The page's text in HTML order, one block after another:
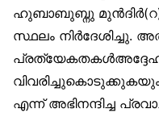
ഹുബാബുബ്നു മുന്‍ദിര്‍(റ)
സ്ഥലം നിര്‍ദേശിച്ചു.
എന്ന് അഭിനന്ദിച്ച